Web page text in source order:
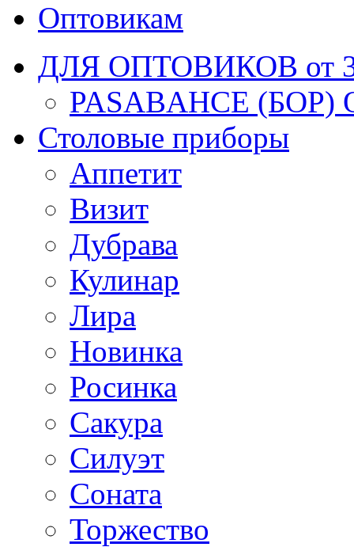
Оптовикам
ДЛЯ ОПТОВИКОВ от
PASABAHCE (БОР)
Столовые приборы
Аппетит
Визит
Дубрава
Кулинар
Лира
Новинка
Росинка
Сакура
Силуэт
Соната
Торжество